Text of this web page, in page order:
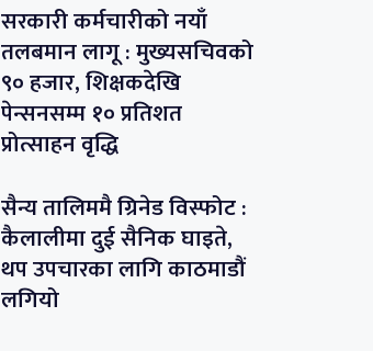
सरकारी कर्मचारीको नयाँ
तलबमान लागू : मुख्यसचिवको
९० हजार, शिक्षकदेखि
पेन्सनसम्म १० प्रतिशत
प्रोत्साहन वृद्धि
सैन्य तालिममै ग्रिनेड विस्फोट :
कैलालीमा दुई सैनिक घाइते,
थप उपचारका लागि काठमाडौं
लगियो